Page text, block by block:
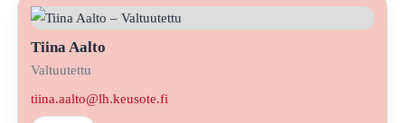
Tiina Aalto
Valtuutettu
tiina.aalto@lh.keusote.fi